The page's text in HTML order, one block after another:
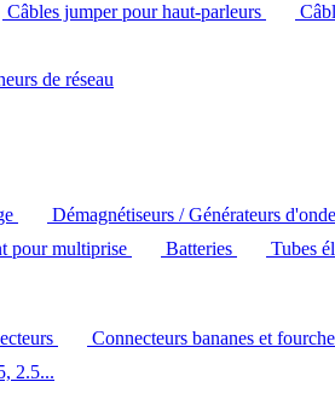
Câbles jumper pour haut-parleurs
de réseau
Démagnétiseurs / Générateurs
pour multiprise Batteries Tubes
Connecteurs bananes et
2.5...